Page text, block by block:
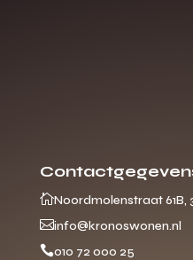
Noordmolenstraat 61B,
info@kronoswonen.nl
010 72 000 25